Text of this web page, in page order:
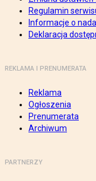
Regulamin
Informacje o
Deklaracja
REKLAMA I PRENUMERATA
Reklama
Ogłoszenia
Prenumerata
Archiwum
PARTNERZY